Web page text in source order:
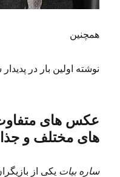
همچنین
نوشته اولین بار در
عکس های
های مختلف و
ساره بیات یکی از